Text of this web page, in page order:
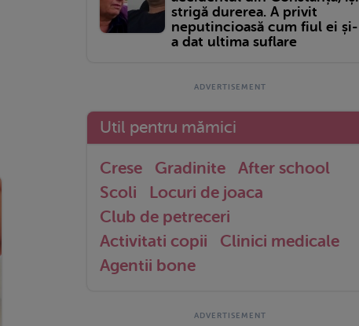
strigă durerea. A privit
neputincioasă cum fiul ei și-
a dat ultima suflare
Util pentru mămici
Crese Gradinite
After school
Scoli
Locuri de joaca
Club de petreceri
Activitati copii
Clinici medicale
Agentii bone